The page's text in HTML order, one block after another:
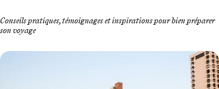
Conseils pratiques, témoignages et inspirations pour bien préparer
son voyage